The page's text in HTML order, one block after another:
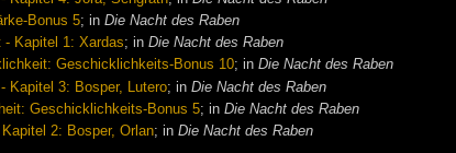
Bonus 5; inDie Nacht des Raben
- Kapitel 1: Xardas; inDie Nacht des Raben
Geschicklichkeits-Bonus 10; inDie Nacht des Raben
Kapitel 3: Bosper, Lutero; inDie Nacht des Raben
Geschicklichkeits-Bonus 5; inDie Nacht des Raben
2: Bosper, Orlan; inDie Nacht des Raben